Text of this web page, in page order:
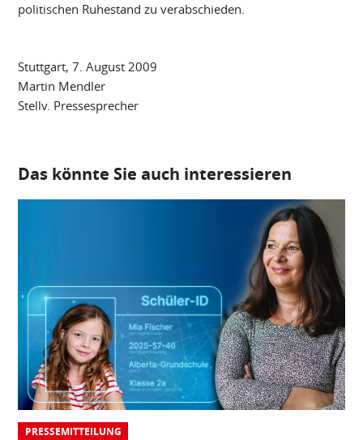
politischen Ruhestand zu verabschieden.
Stuttgart, 7. August 2009
Martin Mendler
Stellv. Pressesprecher
Das könnte Sie auch interessieren
PRESSEMITTEILUNG